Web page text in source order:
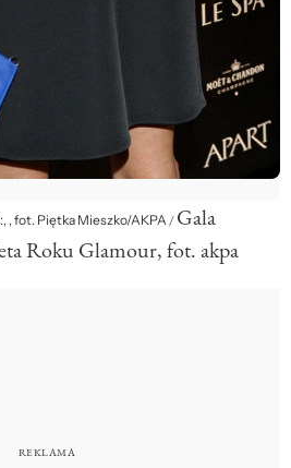
, fot. Piętka Mieszko/AKPA/Gala
Roku Glamour, fot. akpa